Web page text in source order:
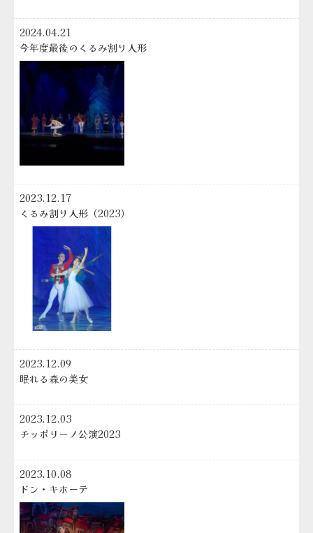
2024.04.21
今年度最後のくるみ割り人形
2023.12.17
くるみ割り人形（2023）
2023.12.09
眠れる森の美女
2023.12.03
チッポリーノ公演2023
2023.10.08
ドン・キホーテ